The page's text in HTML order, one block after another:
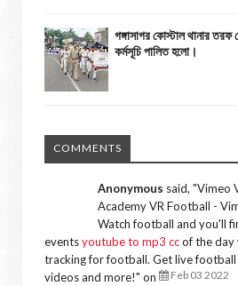
গঙ্গাসাগর কোস্টাল থানার
কর্মসূচি পালিত হলো।
COMMENTS
Anonymous said, "Vimeo
Academy VR Football -
Watch football and you'll
eventsyoutube to mp3 ccof the day
tracking for football. Get live football
videos and more!" on Feb 03 2022